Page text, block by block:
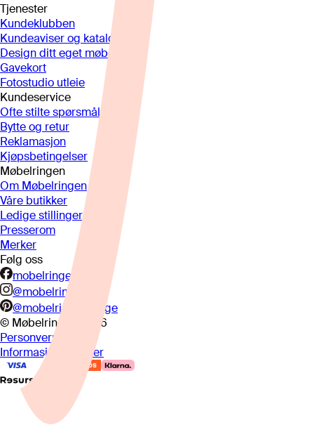
Tjenester
Kundeklubben
Kundeaviser og kataloger
Design ditt eget møbel
Gavekort
Fotostudio utleie
Kundeservice
Ofte stilte spørsmål
Bytte og retur
Reklamasjon
Kjøpsbetingelser
Møbelringen
Om Møbelringen
Våre butikker
Ledige stillinger
Presserom
Merker
Følg oss
mobelringen.no
@mobelringen
@mobelringennorge
© Møbelringen
2026
Personvern
Informasjonskapsler